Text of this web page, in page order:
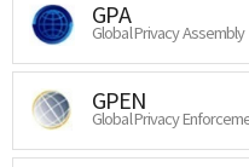
GPA
Global Privacy Assembly
GPEN
Global Privacy